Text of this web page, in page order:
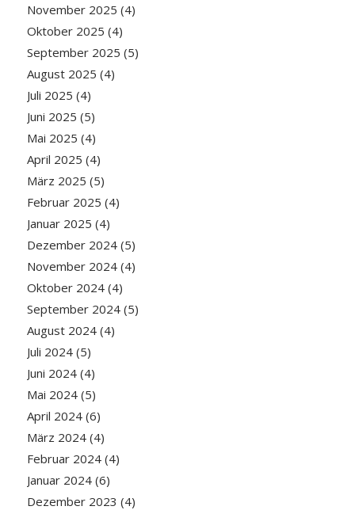
November 2025 (4)
Oktober 2025 (4)
September 2025 (5)
August 2025 (4)
Juli 2025 (4)
Juni 2025 (5)
Mai 2025 (4)
April 2025 (4)
März 2025 (5)
Februar 2025 (4)
Januar 2025 (4)
Dezember 2024(5)
November 2024(4)
Oktober 2024(4)
September 2024(5)
August 2024(4)
Juli 2024(5)
Juni 2024(4)
Mai 2024(5)
April 2024(6)
März 2024(4)
Februar 2024(4)
Januar 2024(6)
Dezember 2023 (4)